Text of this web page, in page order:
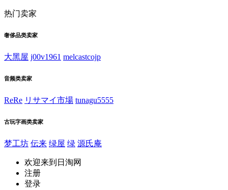
热门卖家
奢侈品类卖家
大黑屋 j00v1961 melcastcojp
音频类卖家
ReRe リサマイ市場 tunagu5555
古玩字画类卖家
梦工坊 伝来 绿屋 绿 源氏庵
欢迎来到日淘网
注册
登录